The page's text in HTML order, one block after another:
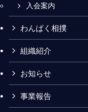
入会案内
わんぱく相撲
組織紹介
お知らせ
事業報告